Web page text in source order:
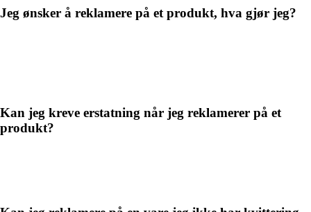
Jeg ønsker å reklamere på et produkt, hva gjør jeg?
Kan jeg kreve erstatning når jeg reklamerer på et
produkt?